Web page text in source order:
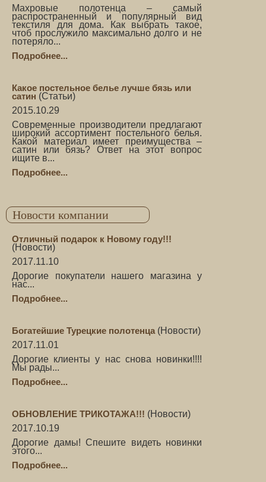
Махровые полотенца – самый
распространенный и популярный вид
текстиля для дома. Как выбрать такое,
чтоб прослужило максимально долго и не
потеряло...
Подробнее...
Какое постельное белье лучше бязь или
сатин (Статьи)
2015.10.29
Современные производители предлагают
широкий ассортимент постельного белья.
Какой материал имеет преимущества –
сатин или бязь? Ответ на этот вопрос
ищите в...
Подробнее...
Новости компании
Отличный подарок к Новому году!!!
(Новости)
2017.11.10
Дорогие покупатели нашего магазина у
нас...
Подробнее...
Богатейшие Турецкие полотенца (Новости)
2017.11.01
Дорогие клиенты у нас снова новинки!!!!
Мы рады...
Подробнее...
ОБНОВЛЕНИЕ ТРИКОТАЖА!!! (Новости)
2017.10.19
Дорогие дамы! Спешите видеть новинки
этого...
Подробнее...